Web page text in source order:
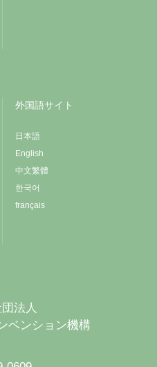
外国語サイト
日本語
English
中文繁體
한국어
français
法人
ベンション機構